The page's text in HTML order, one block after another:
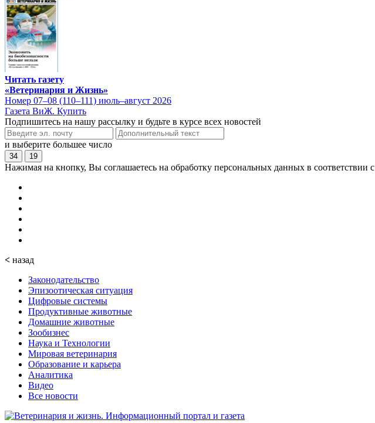
Читать газету
«Ветеринария и Жизнь»
Номер 07–08 (110–111) июль–август 2026
Газета ВиЖ. Купить
Подпишитесь на нашу рассылку и будьте в курсе всех новостей
и выберите большее число
34 19
Нажимая на кнопку, Вы соглашаетесь на обработку персональных данных в соответствии с
< назад
Законодательство
Эпизоотическая ситуация
Цифровые системы
Продуктивные животные
Домашние животные
Зообизнес
Наука и Технологии
Мировая ветеринария
Образование и карьера
Аналитика
Видео
Все новости